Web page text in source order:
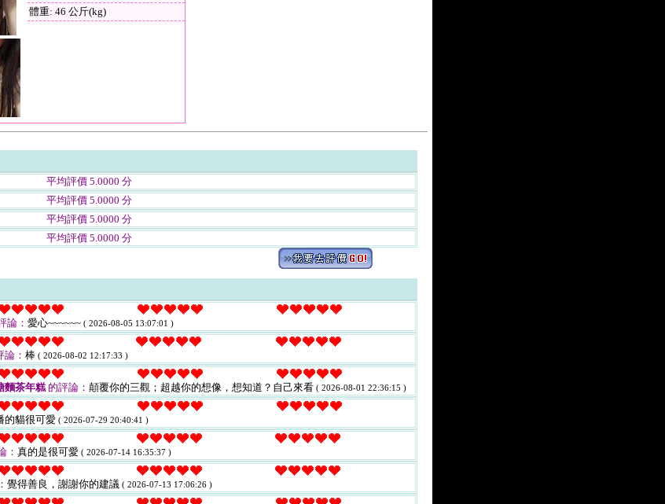
體重: 46 公斤(kg)
平均評價 5.0000 分
平均評價 5.0000 分
平均評價 5.0000 分
平均評價 5.0000 分
論： 愛心~~~~~~ ( 2026-08-05 13:07:01 )
論： 棒 ( 2026-08-02 12:17:33 )
麵茶年糕 的評論： 顛覆你的三觀；超越你的想像，想知道？自己來看 ( 2026-08-01 22:36:15 )
的貓很可愛 ( 2026-07-29 20:40:41 )
： 真的是很可愛 ( 2026-07-14 16:35:37 )
覺得善良，謝謝你的建議 ( 2026-07-13 17:06:26 )